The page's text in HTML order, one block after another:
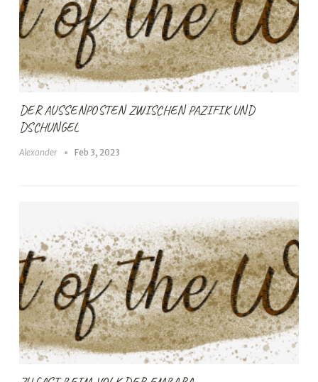
DER AUSSENPOSTEN ZWISCHEN PAZIFIK UND D
SCHUNGEL
Alexander Feb 3, 2023